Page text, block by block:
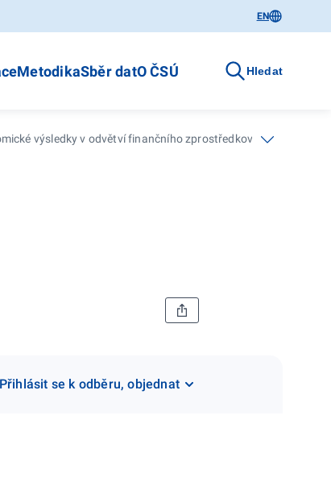
EN
MetodikaSběr datO ČSÚ Hledat
výsledky v odvětví finančního zprostředkování - 4. čtvrtletí
Přihlásit se k odběru, objednat